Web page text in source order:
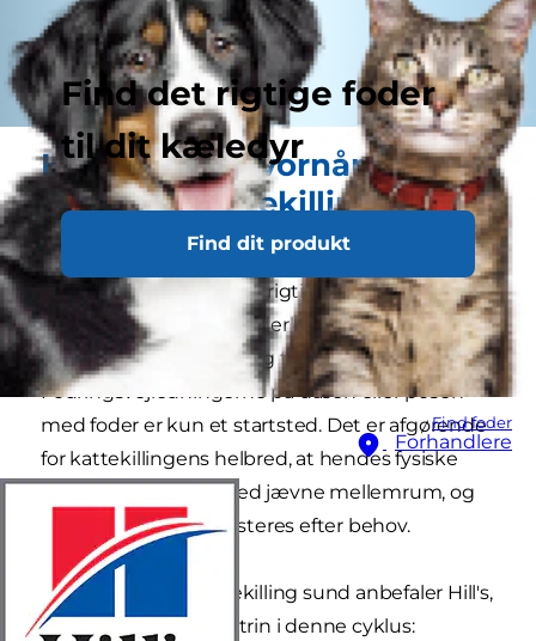
Find det rigtige foder
til dit kæledyr
Find dit produkt
Find foder
Forhandlere
Hvordan og hvornår skal du
fodre din kattekilling?
Det er vigtigt at fodre kattekillingen den rigtige
mængde foder med de rigtige intervaller, men
det kan være svært - foderkravene varierer
meget fra den ene killing til den anden.
Fodringsvejledningerne på dåsen eller posen
med foder er kun et startsted. Det er afgørende
for kattekillingens helbred, at hendes fysiske
tilstand overvåges med jævne mellemrum, og
at fodermængden justeres efter behov.
For at holde din kattekilling sund anbefaler Hill's,
at du følger de enkle trin i denne cyklus: